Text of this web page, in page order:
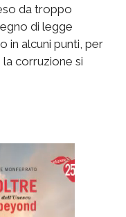
da troppo
di legge
in alcuni punti, per
corruzione si